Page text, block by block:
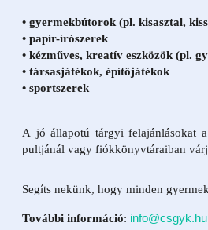
• gyermekbútorok (pl. kisasztal,
• papír-írószerek
• kézműves, kreatív eszközök (pl.
• társasjátékok, építőjátékok
• sportszerek
A jó állapotú tárgyi felajánlásokat
pultjánál vagy fiókkönyvtáraiban
Segíts nekünk, hogy minden
További információ: info@csgyk.hu